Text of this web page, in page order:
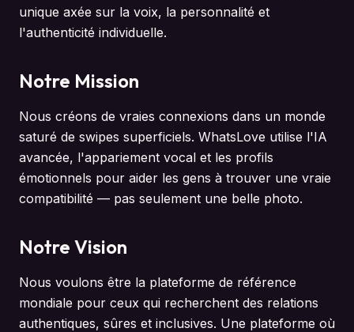
unique axée sur la voix, la personnalité et
l'authenticité individuelle.
Notre Mission
Nous créons de vraies connexions dans un monde
saturé de swipes superficiels. WhatsLove utilise l'IA
avancée, l'appariement vocal et les profils
émotionnels pour aider les gens à trouver une vraie
compatibilité — pas seulement une belle photo.
Notre Vision
Nous voulons être la plateforme de référence
mondiale pour ceux qui recherchent des relations
authentiques, sûres et inclusives. Une plateforme où